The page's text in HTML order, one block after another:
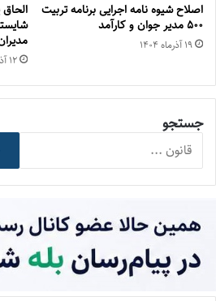
اصلاح شیوه نامه اجرایی برنامه تربیت
۵۰۰ مدیر جوان و کارآمد
۱۹ آذر‌ماه ۱۴۰۴
۱۲ آذر‌ماه ۱۴۰۴
جستجو